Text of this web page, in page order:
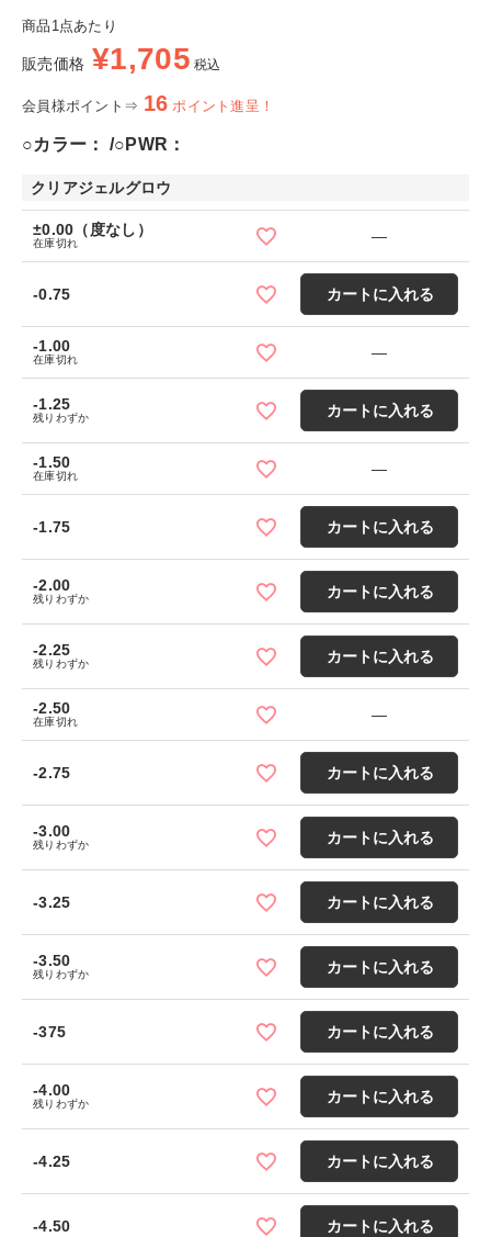
商品1点あたり
販売価格 ¥1,705 税込
会員様ポイント⇒ 16 ポイント進呈！
○カラー： ○PWR：
クリアジェルグロウ
±0.00（度なし）
在庫切れ —
-0.75 カートに入れる
-1.00
在庫切れ —
-1.25
残りわずか カートに入れる
-1.50
在庫切れ —
-1.75 カートに入れる
-2.00
残りわずか カートに入れる
-2.25
残りわずか カートに入れる
-2.50
在庫切れ —
-2.75 カートに入れる
-3.00
残りわずか カートに入れる
-3.25 カートに入れる
-3.50
残りわずか カートに入れる
-375 カートに入れる
-4.00
残りわずか カートに入れる
-4.25 カートに入れる
-4.50 カートに入れる